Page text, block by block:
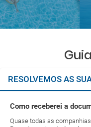
RESOLVEMOS AS
Como receberei a
Quase todas as